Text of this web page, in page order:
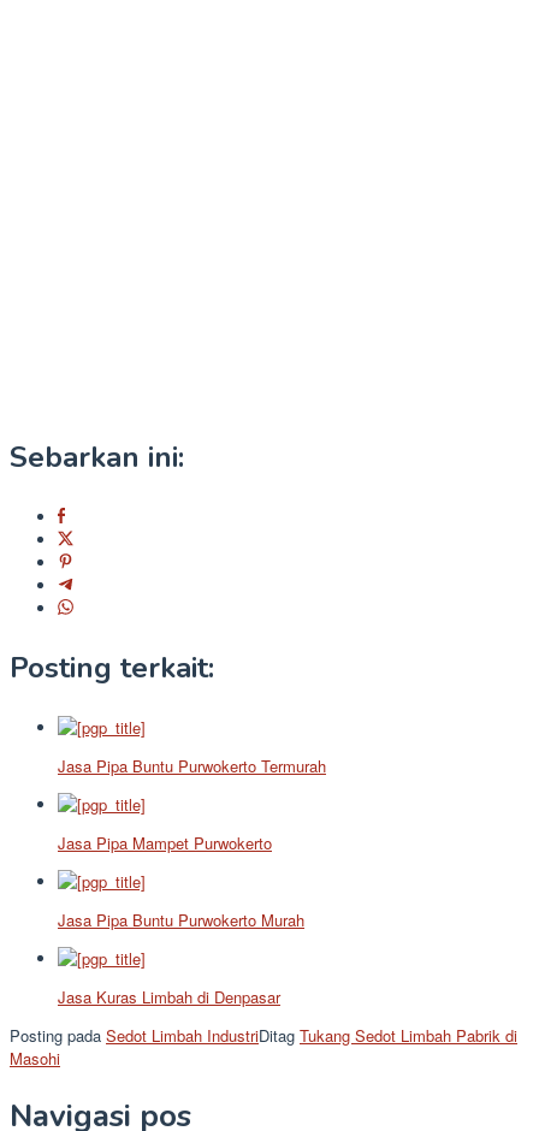
Sebarkan ini:
Posting terkait:
Jasa Pipa Buntu Purwokerto Termurah
Jasa Pipa Mampet Purwokerto
Jasa Pipa Buntu Purwokerto Murah
Jasa Kuras Limbah di Denpasar
Posting pada Sedot Limbah IndustriDitag Tukang Sedot Limbah Pabrik di
Masohi
Navigasi pos